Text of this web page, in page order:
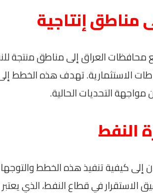
مناطق إنتاجية
العراق إلى مناطق منتجة
الاستثمارية. تهدف هذه الخطط
التحديات الحالية.
النفط
إلى كيفية تنفيذ هذه الخطط
في قطاع النفط، الذي يعتبر